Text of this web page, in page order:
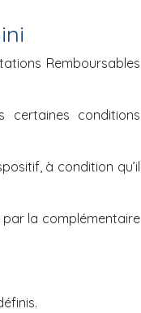
Remboursables
certaines conditions
à condition qu’il
la complémentaire